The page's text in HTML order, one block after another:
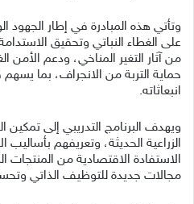
وتأتي هذه المبادرة في إطار الجهود
على الغطاء النباتي وتحقيق الاستدامة
من آثار التغير المناخي، ودعم
حماية التربة من الانجراف، بما
انبعاثاته.
ويهدف البرنامج التدريبي إلى
الزراعية الحديثة، وتعريفهم
الاستفادة الاقتصادية من المنتجات
مجالات جديدة للتوظيف الذاتي